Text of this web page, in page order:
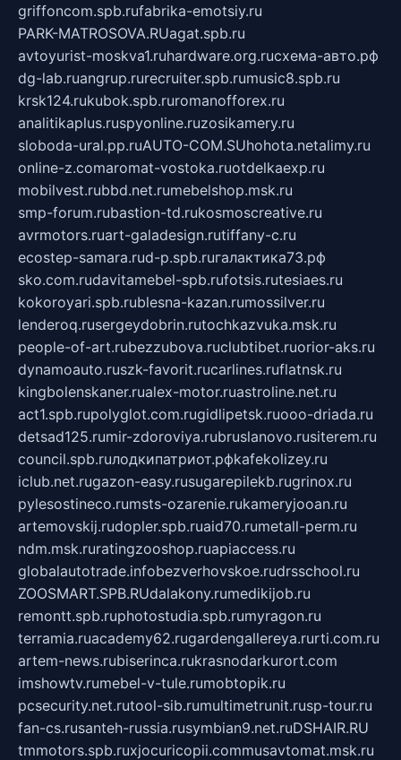
griffoncom.spb.rufabrika-emotsiy.ru
PARK-MATROSOVA.RUagat.spb.ru
avtoyurist-moskva1.ruhardware.org.ruсхема-авто.рф
dg-lab.ruangrup.rurecruiter.spb.rumusic8.spb.ru
krsk124.rukubok.spb.ruromanofforex.ru
analitikaplus.ruspyonline.ruzosikamery.ru
sloboda-ural.pp.ruAUTO-COM.SUhohota.netalimy.ru
online-z.comaromat-vostoka.ruotdelkaexp.ru
mobilvest.rubbd.net.rumebelshop.msk.ru
smp-forum.rubastion-td.rukosmoscreative.ru
avrmotors.ruart-galadesign.rutiffany-c.ru
ecostep-samara.rud-p.spb.ruгалактика73.рф
sko.com.rudavitamebel-spb.rufotsis.rutesiaes.ru
kokoroyari.spb.rublesna-kazan.rumossilver.ru
lenderoq.rusergeydobrin.rutochkazvuka.msk.ru
people-of-art.rubezzubova.ruclubtibet.ruorior-aks.ru
dynamoauto.ruszk-favorit.rucarlines.ruflatnsk.ru
kingbolenskaner.rualex-motor.ruastroline.net.ru
act1.spb.rupolyglot.com.rugidlipetsk.ruooo-driada.ru
detsad125.rumir-zdoroviya.rubruslanovo.rusiterem.ru
council.spb.ruлодкипатриот.рфkafekolizey.ru
iclub.net.rugazon-easy.rusugarepilekb.rugrinox.ru
pylesostineco.rumsts-ozarenie.rukameryjooan.ru
artemovskij.rudopler.spb.ruaid70.rumetall-perm.ru
ndm.msk.ruratingzooshop.ruapiaccess.ru
globalautotrade.infobezverhovskoe.rudrsschool.ru
ZOOSMART.SPB.RUdalakony.rumedikijob.ru
remontt.spb.ruphotostudia.spb.rumyragon.ru
terramia.ruacademy62.rugardengallereya.rurti.com.ru
artem-news.rubiserinca.rukrasnodarkurort.com
imshowtv.rumebel-v-tule.rumobtopik.ru
pcsecurity.net.rutool-sib.rumultimetrunit.rusp-tour.ru
fan-cs.rusanteh-russia.rusymbian9.net.ruDSHAIR.RU
tmmotors.spb.ruxjocuricopii.commusavtomat.msk.ru